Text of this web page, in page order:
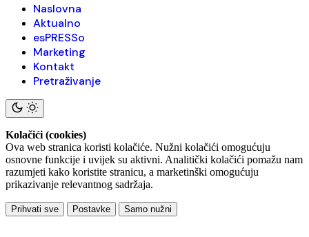
Naslovna
Aktualno
esPRESSo
Marketing
Kontakt
Pretraživanje
Kolačići (cookies)
Ova web stranica koristi kolačiće. Nužni kolačići omogućuju
osnovne funkcije i uvijek su aktivni. Analitički kolačići pomažu nam
razumjeti kako koristite stranicu, a marketinški omogućuju
prikazivanje relevantnog sadržaja.
Prihvati sve Postavke Samo nužni